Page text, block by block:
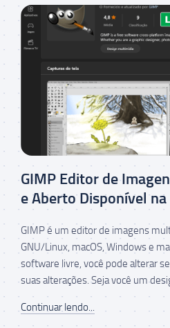
GIMP Editor de
e Aberto Disponível
GIMP é um editor de imagens
GNU/Linux, macOS, Windows e
software livre, você pode alterar
suas alterações. Seja você um
Continuar lendo...